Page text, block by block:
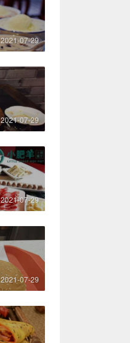
2021-07-29
2021-07-29
2021-07-29
2021-07-29